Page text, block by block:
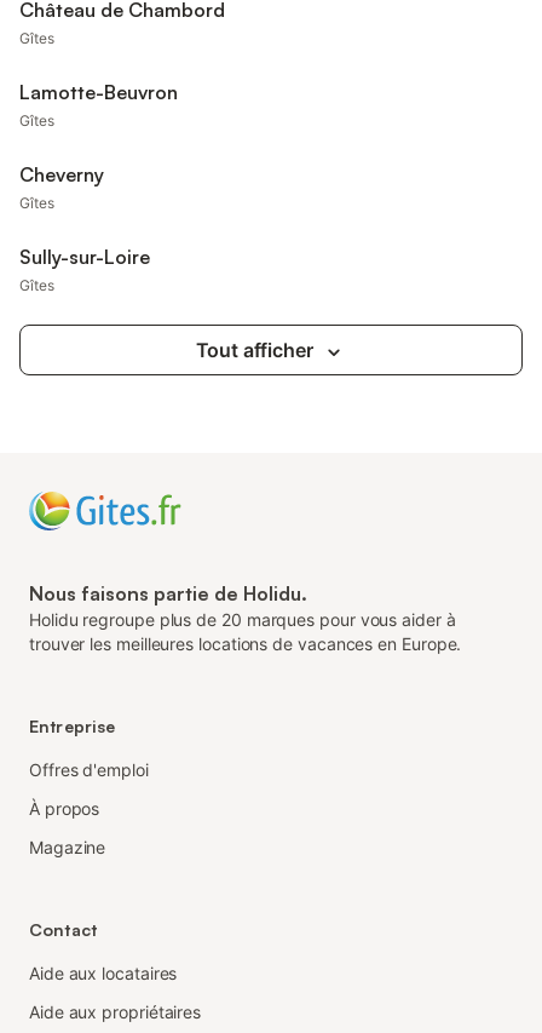
Château de Chambord
Gîtes
Lamotte-Beuvron
Gîtes
Cheverny
Gîtes
Sully-sur-Loire
Gîtes
Tout afficher
Nous faisons partie de Holidu.
Holidu regroupe plus de 20 marques pour vous aider à
trouver les meilleures locations de vacances en Europe.
Entreprise
Offres d'emploi
À propos
Magazine
Contact
Aide aux locataires
Aide aux propriétaires